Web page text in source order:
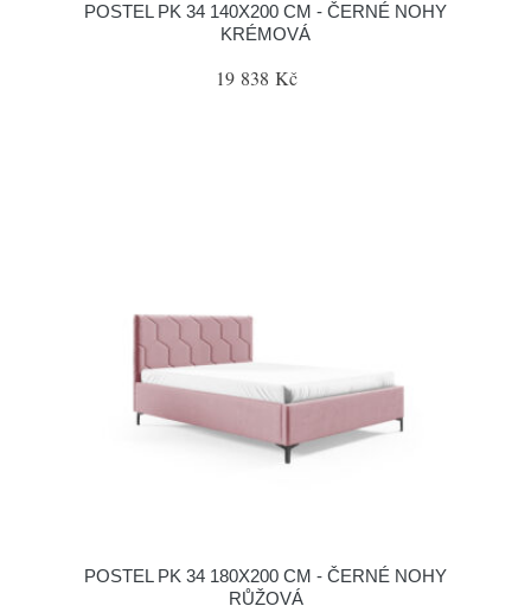
POSTEL PK 34 140X200 CM - ČERNÉ NOHY
KRÉMOVÁ
19 838 Kč
POSTEL PK 34 180X200 CM - ČERNÉ NOHY
RŮŽOVÁ